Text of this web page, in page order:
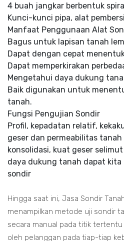
4 buah jangkar berbentuk
Kunci-kunci pipa, alat
Manfaat Penggunaan Alat
Bagus untuk lapisan tanah
Dapat dengan cepat
Dapat memperkirakan
Mengetahui daya dukung
Baik digunakan untuk
tanah.
Fungsi Pengujian Sondir
Profil, kepadatan relatif,
geser dan permeabilitas
konsolidasi, kuat geser
daya dukung tanah dapat
sondir
Hingga saat ini, Jasa Sondir
menampilkan metode uji sondir
secara manual pada titik
oleh pelanggan pada tiap-tiap